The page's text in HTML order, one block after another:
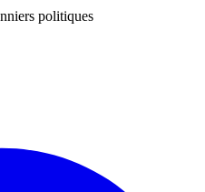
politiques